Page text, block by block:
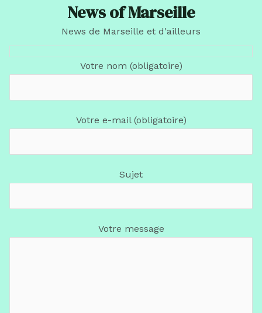
News of Marseille
News de Marseille et d'ailleurs
Votre nom (obligatoire)
Votre e-mail (obligatoire)
Sujet
Votre message